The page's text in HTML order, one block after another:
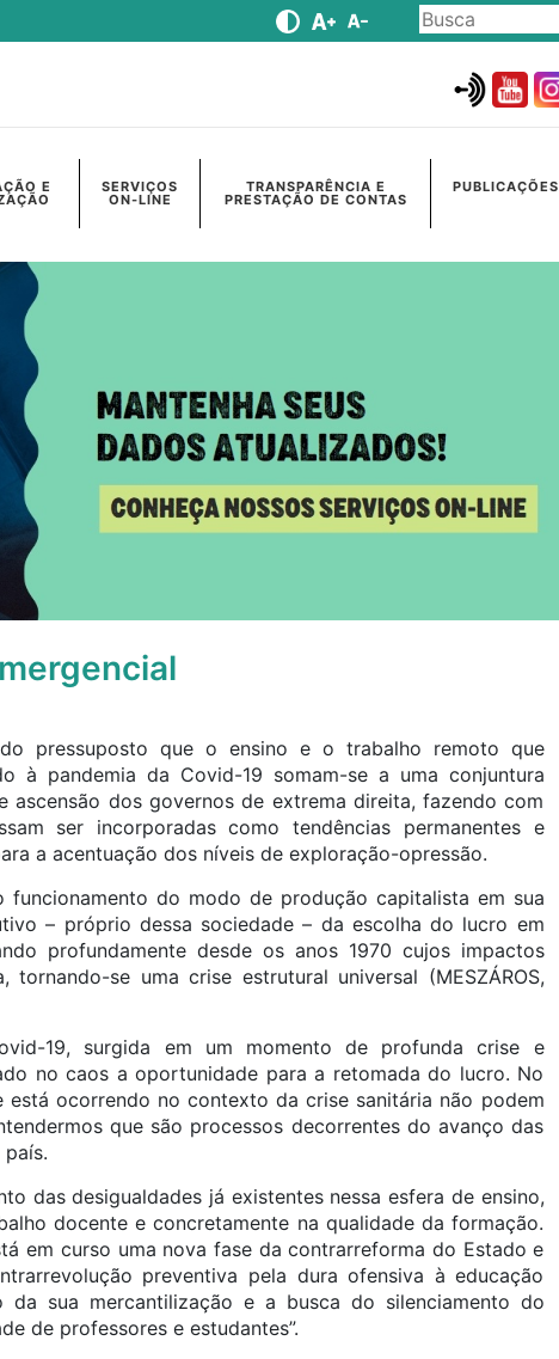
E SERVIÇOS
ON-LINE
TRANSPARÊNCIA E
PRESTAÇÃO DE CONTAS
PUBLICAÇÕES
pressuposto que o ensino e o trabalho remoto que
à pandemia da Covid-19 somam-se a uma conjuntura
ascensão dos governos de extrema direita, fazendo com
ser incorporadas como tendências permanentes e
a acentuação dos níveis de exploração-opressão.
do modo de produção capitalista em sua
– próprio dessa sociedade – da escolha do lucro em
profundamente desde os anos 1970 cujos impactos
se uma crise estrutural universal (MESZÁROS,
19, surgida em um momento de profunda crise e
no caos a oportunidade para a retomada do lucro. No
ocorrendo no contexto da crise sanitária não podem
que são processos decorrentes do avanço das
das desigualdades já existentes nessa esfera de ensino,
docente e concretamente na qualidade da formação.
em curso uma nova fase da contrarreforma do Estado e
preventiva pela dura ofensiva à educação
sua mercantilização e a busca do silenciamento do
de professores e estudantes”.